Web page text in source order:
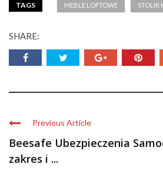
TAGS MEBLE LOFTOWE STOLIK
SHARE:
Previous Article
Beesafe Ubezpieczenia
zakres i ...